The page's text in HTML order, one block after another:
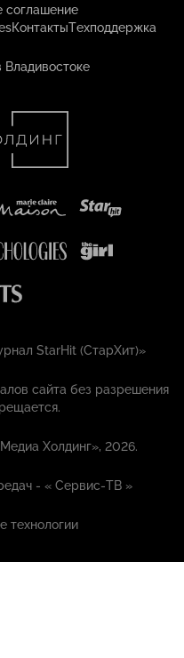
соглашение
КонтактыТехподдержка
Владивостоке
StarHit (СтарХит)»
сайта без разрешения
Холдинг», 2026.
- «Сервис-ТВ »
технологии